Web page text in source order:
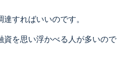
すればいいのです。
資を思い浮かべる人が多いので